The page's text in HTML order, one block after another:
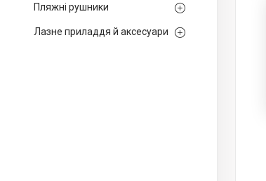
Пляжні рушники
Лазне приладдя й аксесуари